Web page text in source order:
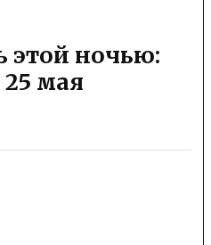
этой ночью:
мая